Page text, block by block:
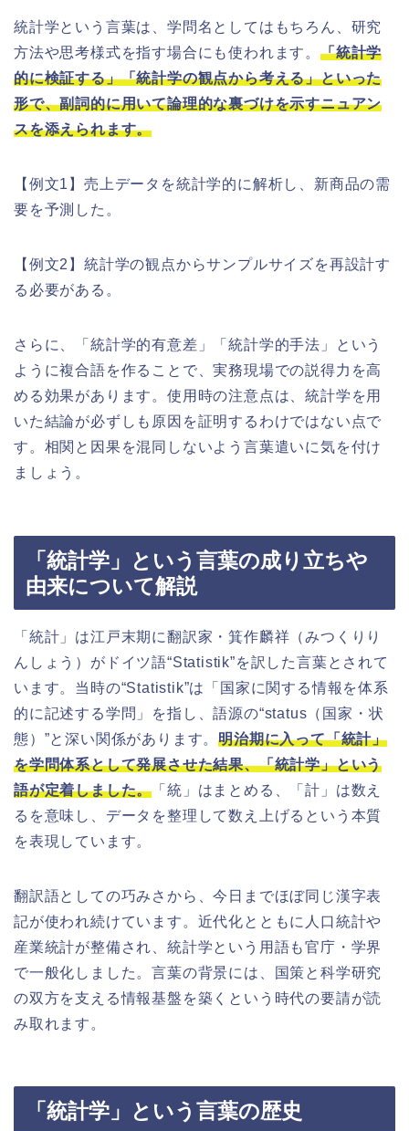
統計学という言葉は、学問名としてはもちろん、研究
方法や思考様式を指す場合にも使われます。 「統計学
的に検証する」「統計学の観点から考える」といった
形で、副詞的に用いて論理的な裏づけを示すニュアン
スを添えられます。
【例文1】売上データを統計学的に解析し、新商品の需
要を予測した。
【例文2】統計学の観点からサンプルサイズを再設計す
る必要がある。
さらに、「統計学的有意差」「統計学的手法」という
ように複合語を作ることで、実務現場での説得力を高
める効果があります。使用時の注意点は、統計学を用
いた結論が必ずしも原因を証明するわけではない点で
す。相関と因果を混同しないよう言葉遣いに気を付け
ましょう。
「統計学」という言葉の成り立ちや
由来について解説
「統計」は江戸末期に翻訳家・箕作麟祥（みつくりり
んしょう）がドイツ語“Statistik”を訳した言葉とされて
います。当時の“Statistik”は「国家に関する情報を体系
的に記述する学問」を指し、語源の“status（国家・状
態）”と深い関係があります。明治期に入って「統計」
を学問体系として発展させた結果、「統計学」という
語が定着しました。 「統」はまとめる、「計」は数え
るを意味し、データを整理して数え上げるという本質
を表現しています。
翻訳語としての巧みさから、今日までほぼ同じ漢字表
記が使われ続けています。近代化とともに人口統計や
産業統計が整備され、統計学という用語も官庁・学界
で一般化しました。言葉の背景には、国策と科学研究
の双方を支える情報基盤を築くという時代の要請が読
み取れます。
「統計学」という言葉の歴史